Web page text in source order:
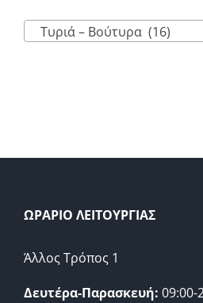
Τυριά – Βούτυρα (16)
ΩΡΑΡΙΟ ΛΕΙΤΟΥΡΓΙΑΣ
Άλλος Τρόπος 1
Δευτέρα-Παρασκευή: 09:00-